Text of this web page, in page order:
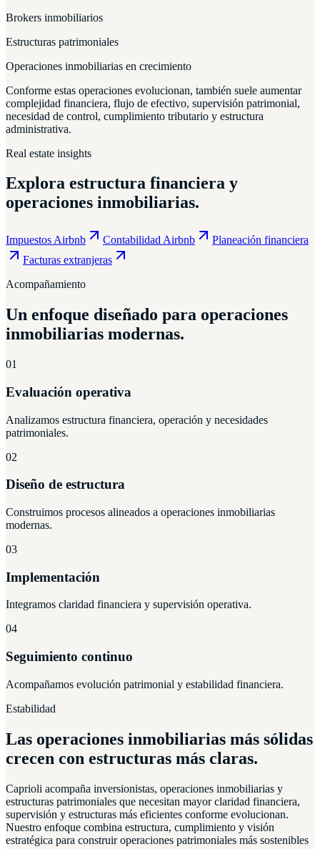
Brokers inmobiliarios
Estructuras patrimoniales
Operaciones inmobiliarias en crecimiento
Conforme estas operaciones evolucionan, también suele aumentar
complejidad financiera, flujo de efectivo, supervisión patrimonial,
necesidad de control, cumplimiento tributario y estructura
administrativa.
Real estate insights
Explora estructura financiera y
operaciones inmobiliarias.
Impuestos Airbnb Contabilidad Airbnb
Planeación financiera
Facturas extranjeras
Acompañamiento
Un enfoque diseñado para operaciones
inmobiliarias modernas.
01
Evaluación operativa
Analizamos estructura financiera, operación y necesidades
patrimoniales.
02
Diseño de estructura
Construimos procesos alineados a operaciones inmobiliarias
modernas.
03
Implementación
Integramos claridad financiera y supervisión operativa.
04
Seguimiento continuo
Acompañamos evolución patrimonial y estabilidad financiera.
Estabilidad
Las operaciones inmobiliarias más sólidas
crecen con estructuras más claras.
Caprioli acompaña inversionistas, operaciones inmobiliarias y
estructuras patrimoniales que necesitan mayor claridad financiera,
supervisión y estructuras más eficientes conforme evolucionan.
Nuestro enfoque combina estructura, cumplimiento y visión
estratégica para construir operaciones patrimoniales más sostenibles